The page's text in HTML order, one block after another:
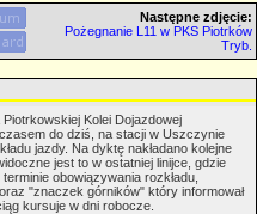
Następne zdjęcie:
Pożegnanie L11 w PKS Piotrków
Tryb.
Kolei Dojazdowej
do dziś, na stacji w Uszczynie
jazdy. Na dyktę nakładano kolejne
jest to w ostatniej linijce, gdzie
obowiązywania rozkładu,
"znaczek górników" który informował
kursuje w dni robocze.